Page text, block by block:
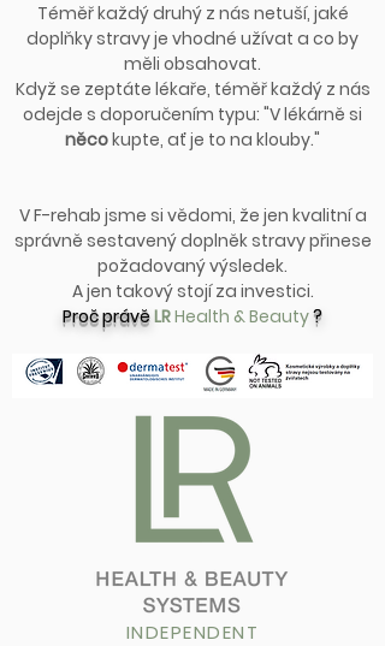
Téměř každý druhý z nás netuší, jaké
doplňky stravy je vhodné užívat a co by
měli obsahovat.
Když se zeptáte lékaře, téměř každý z nás
odejde s doporučením typu: "V lékárně si
něcokupte, ať je to na klouby."
V F-rehab jsme si vědomi, že jen kvalitní a
správně sestavený doplněk stravy přinese
požadovaný výsledek.
A jen takový stojí za investici.
Proč právěLRHealth & Beauty?
INDEPENDENT